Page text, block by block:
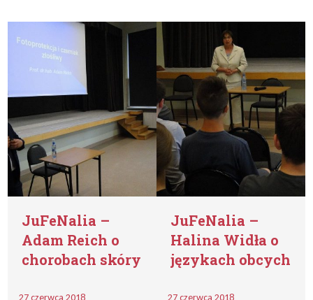
JuFeNalia –
Adam Reich o
chorobach skóry
27 czerwca 2018
JuFeNalia –
Halina Widła o
językach obcych
27 czerwca 2018